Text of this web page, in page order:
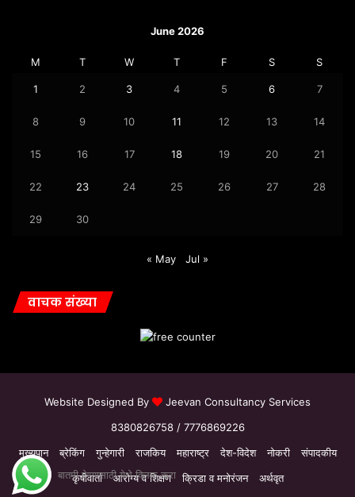
June 2026
M T W T F S S
1 2 3 4 5 6 7
8 9 10 11 12 13 14
15 16 17 18 19 20 21
22 23 24 25 26 27 28
29 30
« May Jul »
वाचक संख्या
Website Designed By
Jeevan Consultancy Services
8380826758 / 7776869226
मुख्यपान
ब्रेकिंग गुन्हेगारी राजकिय महाराष्ट्र देश-विदेश नोकरी
संपादकीय
कृषीवार्ता
आरोग्य व शिक्षण क्रिडा व मनोरंजन अर्थवृत
बातमी देण्यासाठी येथे क्लिक करा